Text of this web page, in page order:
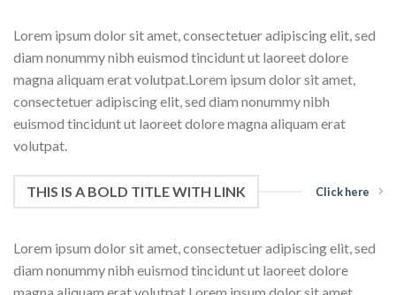
Lorem ipsum dolor sit amet, consectetuer adipiscing elit, sed
diam nonummy nibh euismod tincidunt ut laoreet dolore
magna aliquam erat volutpat.Lorem ipsum dolor sit amet,
consectetuer adipiscing elit, sed diam nonummy nibh
euismod tincidunt ut laoreet dolore magna aliquam erat
volutpat.
THIS IS A BOLD TITLE WITH LINK Click here
Lorem ipsum dolor sit amet, consectetuer adipiscing elit, sed
diam nonummy nibh euismod tincidunt ut laoreet dolore